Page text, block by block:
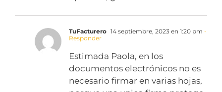
TuFacturero 14 septiembre, 2023 en 1:20 pm -
Responder
Estimada Paola, en los
documentos electrónicos no es
necesario firmar en varias hojas,